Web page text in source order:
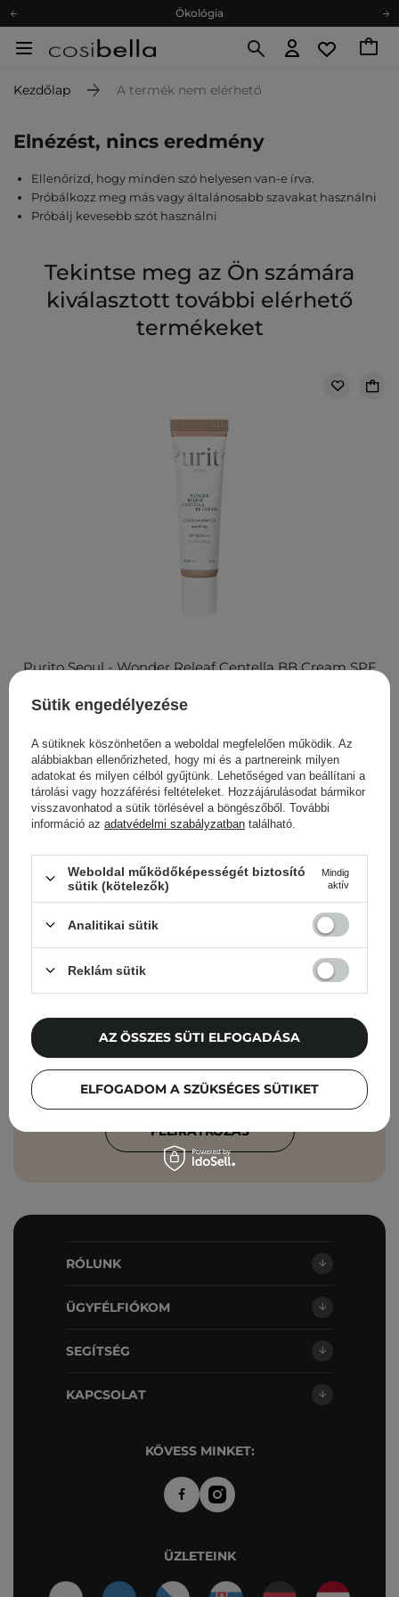
Ökológia
Hűségprogram
Ajándékkártya
Kezdőlap A termék nem elérhető
Elnézést, nincs eredmény
Ellenőrizd, hogy minden szó helyesen van-e írva.
Próbálkozz meg más vagy általánosabb szavakat használni
Próbálj kevesebb szót használni
Tekintse meg az Ön számára
kiválasztott további elérhető
termékeket
Purito Seoul - Wonder Releaf Centella BB Cream SPF
30ml
4 745,00 Ft
Cosibella hírlevél
Bőrápolási ellenőrzőlisták, szakértői
tanácsok, szépségápolási újdonságok –
közvetlenül a postaládádba!
Elfogadom, hogy marketingüzeneteket
sp. z o.o. az Adatvédelmi Irányelveknek
FELIRATKOZÁS
RÓLUNK
ÜGYFÉLFIÓKOM
SEGÍTSÉG
KAPCSOLAT
KÖVESS MINKET:
ÜZLETEINK
Sütik engedélyezése
A sütiknek köszönhetően a weboldal megfelelően működik. Az
alábbiakban ellenőrizheted, hogy mi és a partnereink milyen
adatokat és milyen célból gyűjtünk. Lehetőséged van beállítani a
tárolási vagy hozzáférési feltételeket. Hozzájárulásodat bármikor
visszavonhatod a sütik törlésével a böngészőből. További
információ az adatvédelmi szabályzatban található.
Weboldal működőképességét biztosító
sütik (kötelezők)
Mindig
aktív
Analitikai sütik
Reklám sütik
ELFOGADOM A SZÜKSÉGES SÜTIKET
AZ ÖSSZES SÜTI ELFOGADÁSA